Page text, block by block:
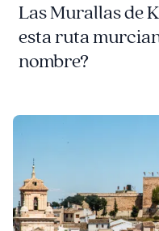
Las Murallas de
esta ruta
nombre?